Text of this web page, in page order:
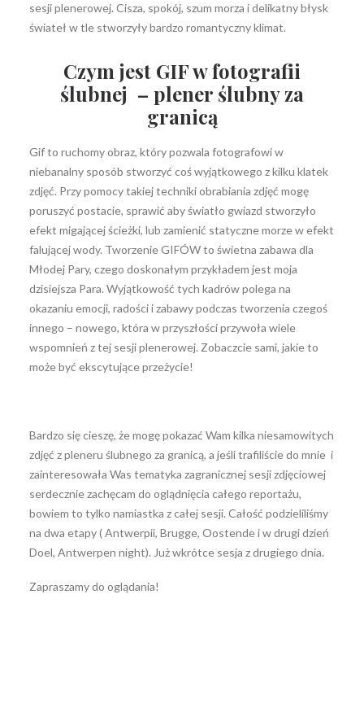
sesji plenerowej. Cisza, spokój, szum morza i delikatny błysk
świateł w tle stworzyły bardzo romantyczny klimat.
Czym jest GIF w fotografii
ślubnej – plener ślubny za
granicą
Gif to ruchomy obraz, który pozwala fotografowi w
niebanalny sposób stworzyć coś wyjątkowego z kilku klatek
zdjęć. Przy pomocy takiej techniki obrabiania zdjęć mogę
poruszyć postacie, sprawić aby światło gwiazd stworzyło
efekt migającej ścieżki, lub zamienić statyczne morze w efekt
falującej wody. Tworzenie GIFÓW to świetna zabawa dla
Młodej Pary, czego doskonałym przykładem jest moja
dzisiejsza Para. Wyjątkowość tych kadrów polega na
okazaniu emocji, radości i zabawy podczas tworzenia czegoś
innego – nowego, która w przyszłości przywoła wiele
wspomnień z tej sesji plenerowej. Zobaczcie sami, jakie to
może być ekscytujące przeżycie!
Bardzo się cieszę, że mogę pokazać Wam kilka niesamowitych
zdjęć z pleneru ślubnego za granicą, a jeśli trafiliście do mnie i
zainteresowała Was tematyka zagranicznej sesji zdjęciowej
serdecznie zachęcam do oglądnięcia całego reportażu,
bowiem to tylko namiastka z całej sesji. Całość podzieliliśmy
na dwa etapy ( Antwerpii, Brugge, Oostende i w drugi dzień
Doel, Antwerpen night). Już wkrótce sesja z drugiego dnia.
Zapraszamy do oglądania!